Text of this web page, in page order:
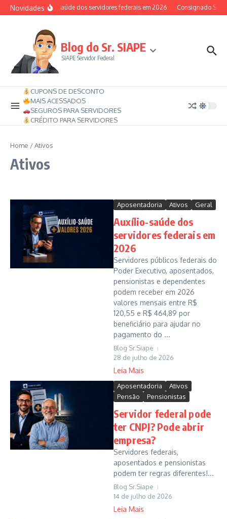
Ir para o conteúdo
NovidadesAuxílio-saúde dos servidores federais em 2026 Consignado
Blog do Sr. SIAPE
SIAPE Servidor Federal
CUPONS DE DESCONTO
MAIS ACESSADOS
SEGUROS PARA SERVIDORES
CRÉDITO PARA SERVIDORES
Home /Ativos
Ativos
Aposentadoria Ativos Geral
Auxílio-saúde dos
servidores federais em
2026
Servidores públicos federais do
Poder Executivo, aposentados,
pensionistas e dependentes
podem receber em 2026
valores mensais entre R$
120,55 e R$ 464,89 por
beneficiário para ajudar no
pagamento do ...
Blog Sr.Siape
28 de julho de 2026
Leia Mais
Aposentadoria
Ativos
Pensão
Pensionistas
Servidor federal pode
ter CNPJ? Pode abrir
empresa?
Servidores federais,
aposentados e pensionistas
podem ter regras diferentes!...
Blog Sr.Siape
14 de julho de 2026
Leia Mais